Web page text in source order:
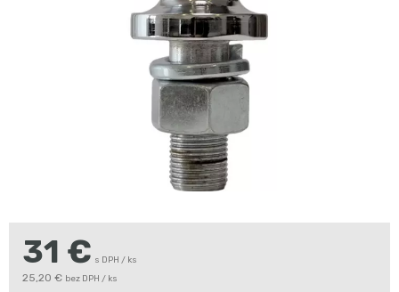
31 € s DPH / ks
25,20 € bez DPH / ks